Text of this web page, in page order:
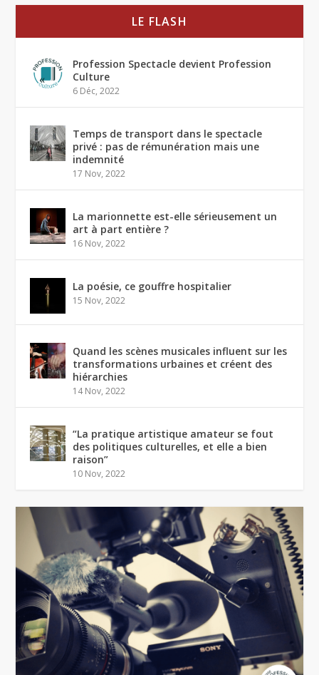
LE FLASH
Profession Spectacle devient Profession
Culture
6 Déc, 2022
Temps de transport dans le spectacle
privé : pas de rémunération mais une
indemnité
17 Nov, 2022
La marionnette est-elle sérieusement un
art à part entière ?
16 Nov, 2022
La poésie, ce gouffre hospitalier
15 Nov, 2022
Quand les scènes musicales influent sur les
transformations urbaines et créent des
hiérarchies
14 Nov, 2022
“La pratique artistique amateur se fout
des politiques culturelles, et elle a bien
raison”
10 Nov, 2022